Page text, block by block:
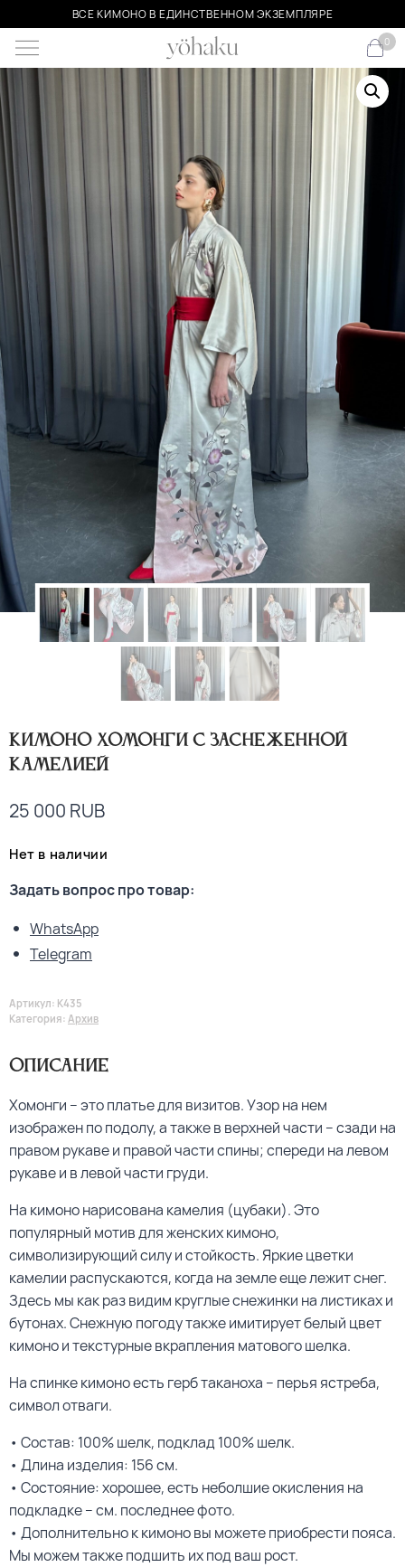
ВСЕ КИМОНО В ЕДИНСТВЕННОМ ЭКЗЕМПЛЯРЕ
0
Кимоно хомонги с заснеженной
камелией
25 000 RUB
Нет в наличии
Задать вопрос про товар:
WhatsApp
Telegram
Артикул: K435
Категория: Архив
Описание
Хомонги – это платье для визитов. Узор на нем
изображен по подолу, а также в верхней части – сзади на
правом рукаве и правой части спины; спереди на левом
рукаве и в левой части груди.
На кимоно нарисована камелия (цубаки). Это
популярный мотив для женских кимоно,
символизирующий силу и стойкость. Яркие цветки
камелии распускаются, когда на земле еще лежит снег.
Здесь мы как раз видим круглые снежинки на листиках и
бутонах. Снежную погоду также имитирует белый цвет
кимоно и текстурные вкрапления матового шелка.
На спинке кимоно есть герб таканоха – перья ястреба,
символ отваги.
• Состав: 100% шелк, подклад 100% шелк.
• Длина изделия: 156 см.
• Состояние: хорошее, есть неболшие окисления на
подкладке – см. последнее фото.
• Дополнительно к кимоно вы можете приобрести пояса.
Мы можем также подшить их под ваш рост.